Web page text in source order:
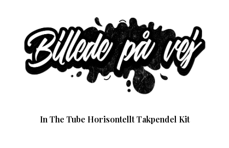
In The Tube Horisontellt Takpendel Kit